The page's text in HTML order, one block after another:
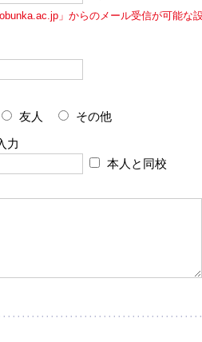
」からのメール受信が可能な
友人
その他
力
本人と同校